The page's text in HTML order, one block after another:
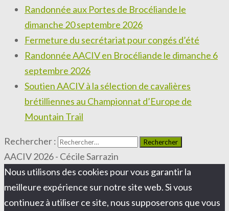
Randonnée aux Portes de Brocéliande le
dimanche 20 septembre 2026
Fermeture du secrétariat pour congés d’été
Randonnée AACIV en Brocéliande le dimanche 6
septembre 2026
Soutien AACIV à la sélection de cavalières
brétilliennes au Championnat d’Europe de
Mountain Trail
Rechercher :
AACIV 2026 - Cécile Sarrazin
Nous utilisons des cookies pour vous garantir la
meilleure expérience sur notre site web. Si vous
continuez à utiliser ce site, nous supposerons que vous